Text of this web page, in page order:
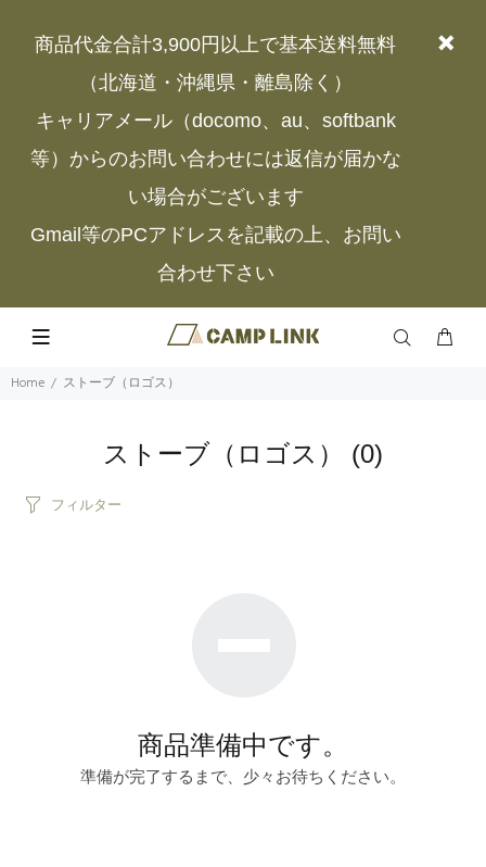
商品代金合計3,900円以上で基本送料無料
（北海道・沖縄県・離島除く）
キャリアメール（docomo、au、softbank
等）からのお問い合わせには返信が届かな
い場合がございます
Gmail等のPCアドレスを記載の上、お問い
合わせ下さい
Home ストーブ（ロゴス）
ストーブ（ロゴス） (0)
フィルター
商品準備中です。
準備が完了するまで、少々お待ちください。